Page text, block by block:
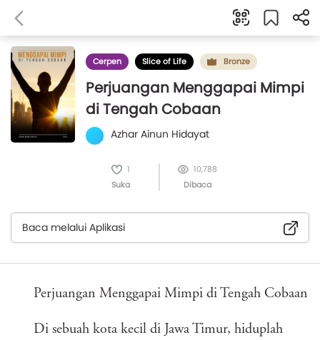
Cerpen Slice of Life Bronze
Perjuangan Menggapai Mimpi
di Tengah Cobaan
Azhar Ainun Hidayat
1
Suka
10,788
Dibaca
Baca melalui Aplikasi
Perjuangan Menggapai Mimpi di Tengah Cobaan
Di sebuah kota kecil di Jawa Timur, hiduplah